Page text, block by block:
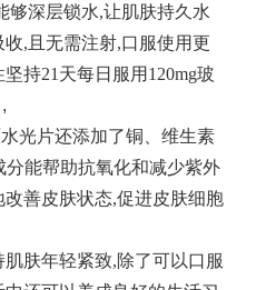
够深层锁水,让肌肤持久水
,且无需注射,口服使用更
持21天每日服用120mg玻
,
光片还添加了铜、维生素
能帮助抗氧化和减少紫外
善皮肤状态,促进皮肤细胞
肤年轻紧致,除了可以口服